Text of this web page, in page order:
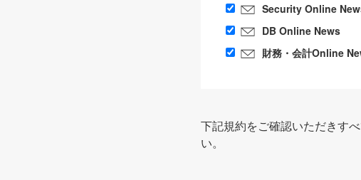
Security Online
DB Online News
財務・会計Online
下記規約をご確認いただきす
い。